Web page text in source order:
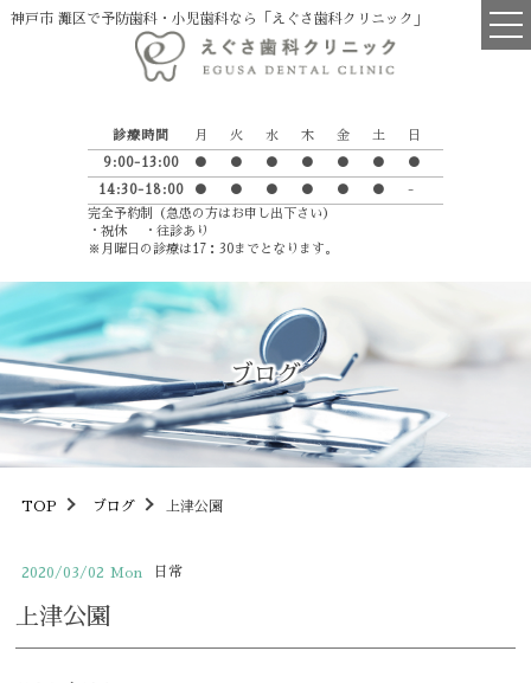
神戸市 灘区で予防歯科・小児歯科なら「えぐさ歯科クリニック」
診療時間 月 火 水 木 金 土 日
9:00-13:00 ● ● ● ● ● ● ●
14:30-18:00 ● ● ● ● ● ●
-
完全予約制（急患の方はお申し出下さい）
・祝休 ・往診あり
※月曜日の診療は17：30までとなります。
ブログ
医院について
院長・スタッフ紹介
診療の流れ
えぐさ歯科からのお願い
英語学習室
Petit Luxe
診療項目
一般歯科
おとなの矯正歯科
こどもの矯正歯科
TOP ブログ 上津公園
2020/03/02 Mon 日常
上津公園